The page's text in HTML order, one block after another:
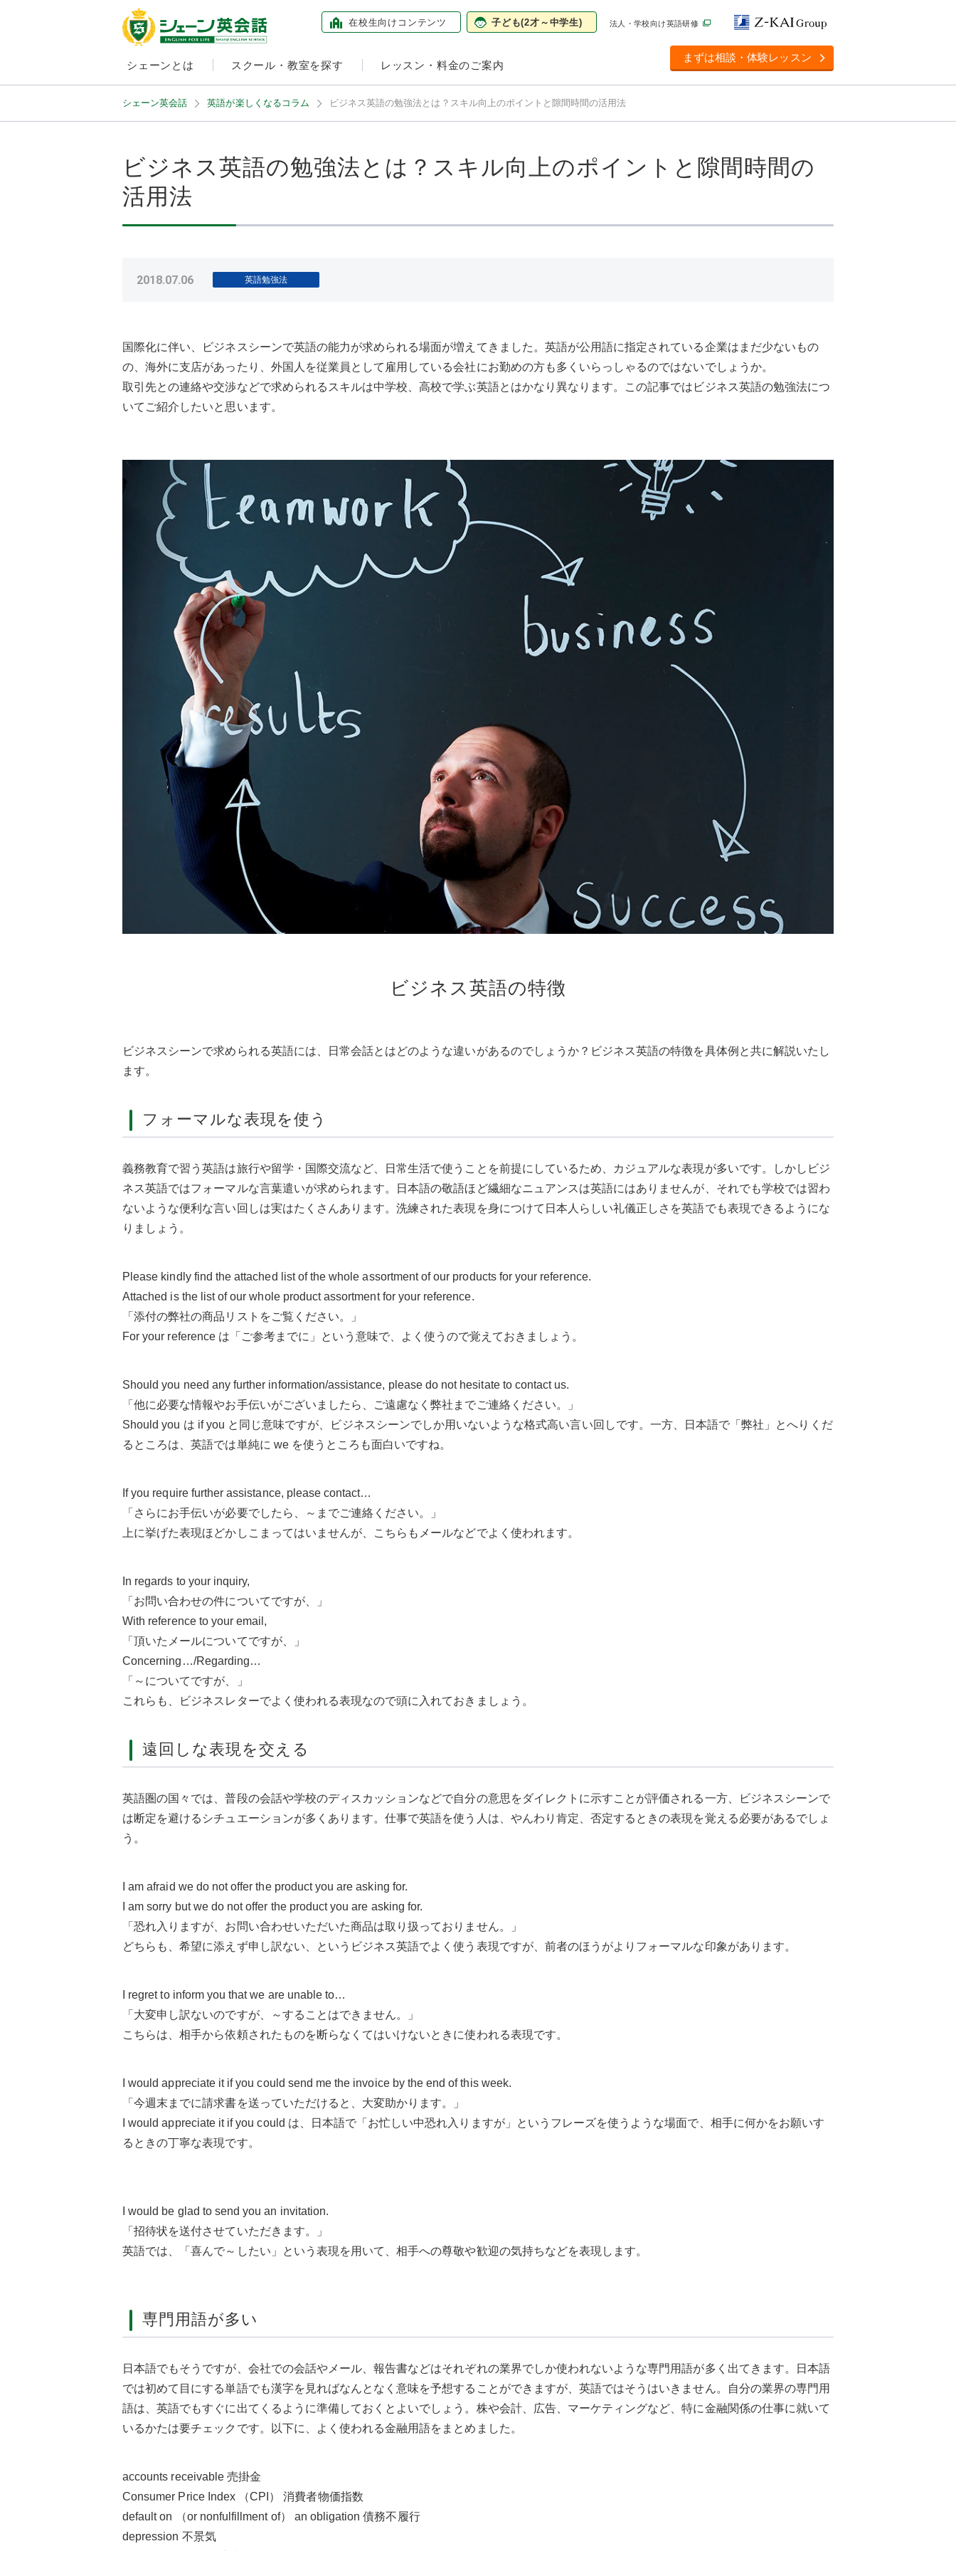
在校生向け コンテンツ 子ども(2才～中学生) 法人・学校向け英語研修
シェーンとは スクール・教室を探す レッスン・料金のご案内
まずは相談・体験レッスン
シェーン英会話 英語が楽しくなるコラム ビジネス英語の勉強法とは？スキル向上のポイントと隙間時間の活用法
ビジネス英語の勉強法とは？スキル向上のポイントと隙間時間の
活用法
2018.07.06 英語勉強法
国際化に伴い、ビジネスシーンで英語の能力が求められる場面が増えてきました。英語が公用語に指定されている企業はまだ少ないもの
の、海外に支店があったり、外国人を従業員として雇用している会社にお勤めの方も多くいらっしゃるのではないでしょうか。
取引先との連絡や交渉などで求められるスキルは中学校、高校で学ぶ英語とはかなり異なります。この記事ではビジネス英語の勉強法につ
いてご紹介したいと思います。
ビジネス英語の特徴
ビジネスシーンで求められる英語には、日常会話とはどのような違いがあるのでしょうか？ビジネス英語の特徴を具体例と共に解説いたし
ます。
フォーマルな表現を使う
義務教育で習う英語は旅行や留学・国際交流など、日常生活で使うことを前提にしているため、カジュアルな表現が多いです。しかしビジ
ネス英語ではフォーマルな言葉遣いが求められます。日本語の敬語ほど繊細なニュアンスは英語にはありませんが、それでも学校では習わ
ないような便利な言い回しは実はたくさんあります。洗練された表現を身につけて日本人らしい礼儀正しさを英語でも表現できるようにな
りましょう。
Please kindly find the attached list of the whole assortment of our products for your reference.
Attached is the list of our whole product assortment for your reference.
「添付の弊社の商品リストをご覧ください。」
For your reference は「ご参考までに」という意味で、よく使うので覚えておきましょう。
Should you need any further information/assistance, please do not hesitate to contact us.
「他に必要な情報やお手伝いがございましたら、ご遠慮なく弊社までご連絡ください。」
Should you は if you と同じ意味ですが、ビジネスシーンでしか用いないような格式高い言い回しです。一方、日本語で「弊社」とへりくだ
るところは、英語では単純に we を使うところも面白いですね。
If you require further assistance, please contact…
「さらにお手伝いが必要でしたら、～までご連絡ください。」
上に挙げた表現ほどかしこまってはいませんが、こちらもメールなどでよく使われます。
In regards to your inquiry,
「お問い合わせの件についてですが、」
With reference to your email,
「頂いたメールについてですが、」
Concerning…/Regarding…
「～についてですが、」
これらも、ビジネスレターでよく使われる表現なので頭に入れておきましょう。
遠回しな表現を交える
英語圏の国々では、普段の会話や学校のディスカッションなどで自分の意思をダイレクトに示すことが評価される一方、ビジネスシーンで
は断定を避けるシチュエーションが多くあります。仕事で英語を使う人は、やんわり肯定、否定するときの表現を覚える必要があるでしょ
う。
I am afraid we do not offer the product you are asking for.
I am sorry but we do not offer the product you are asking for.
「恐れ入りますが、お問い合わせいただいた商品は取り扱っておりません。」
どちらも、希望に添えず申し訳ない、というビジネス英語でよく使う表現ですが、前者のほうがよりフォーマルな印象があります。
I regret to inform you that we are unable to…
「大変申し訳ないのですが、～することはできません。」
こちらは、相手から依頼されたものを断らなくてはいけないときに使われる表現です。
I would appreciate it if you could send me the invoice by the end of this week.
「今週末までに請求書を送っていただけると、大変助かります。」
I would appreciate it if you could は、日本語で「お忙しい中恐れ入りますが」というフレーズを使うような場面で、相手に何かをお願いす
るときの丁寧な表現です。
I would be glad to send you an invitation.
「招待状を送付させていただきます。」
英語では、「喜んで～したい」という表現を用いて、相手への尊敬や歓迎の気持ちなどを表現します。
専門用語が多い
日本語でもそうですが、会社での会話やメール、報告書などはそれぞれの業界でしか使われないような専門用語が多く出てきます。日本語
では初めて目にする単語でも漢字を見ればなんとなく意味を予想することができますが、英語ではそうはいきません。自分の業界の専門用
語は、英語でもすぐに出てくるように準備しておくとよいでしょう。株や会計、広告、マーケティングなど、特に金融関係の仕事に就いて
いるかたは要チェックです。以下に、よく使われる金融用語をまとめました。
accounts receivable 売掛金
Consumer Price Index （CPI） 消費者物価指数
default on （or nonfulfillment of） an obligation 債務不履行
depression 不景気